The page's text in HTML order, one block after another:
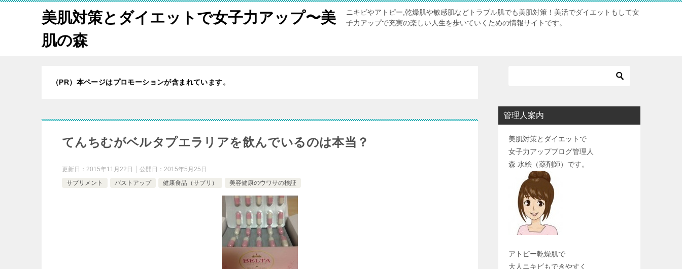
美肌対策とダイエットで女子力アップ〜美
肌の森
ニキビやアトピー,乾燥肌や敏感肌などトラブル肌でも美肌対策！美活でダイエットもして女
子力アップで充実の楽しい人生を歩いていくための情報サイトです。
（PR）本ページはプロモーションが含まれています。
てんちむがベルタプエラリアを飲んでいるのは本当？
更新日： 2015年11月22日 公開日： 2015年5月25日
サプリメント
バストアップ 健康食品（サプリ） 美容健康のウワサの検証
管理人案内
美肌対策とダイエットで
女子力アップブログ管理人
森 水絵（薬剤師）です。
アトピー乾燥肌で
大人ニキビもできやすく